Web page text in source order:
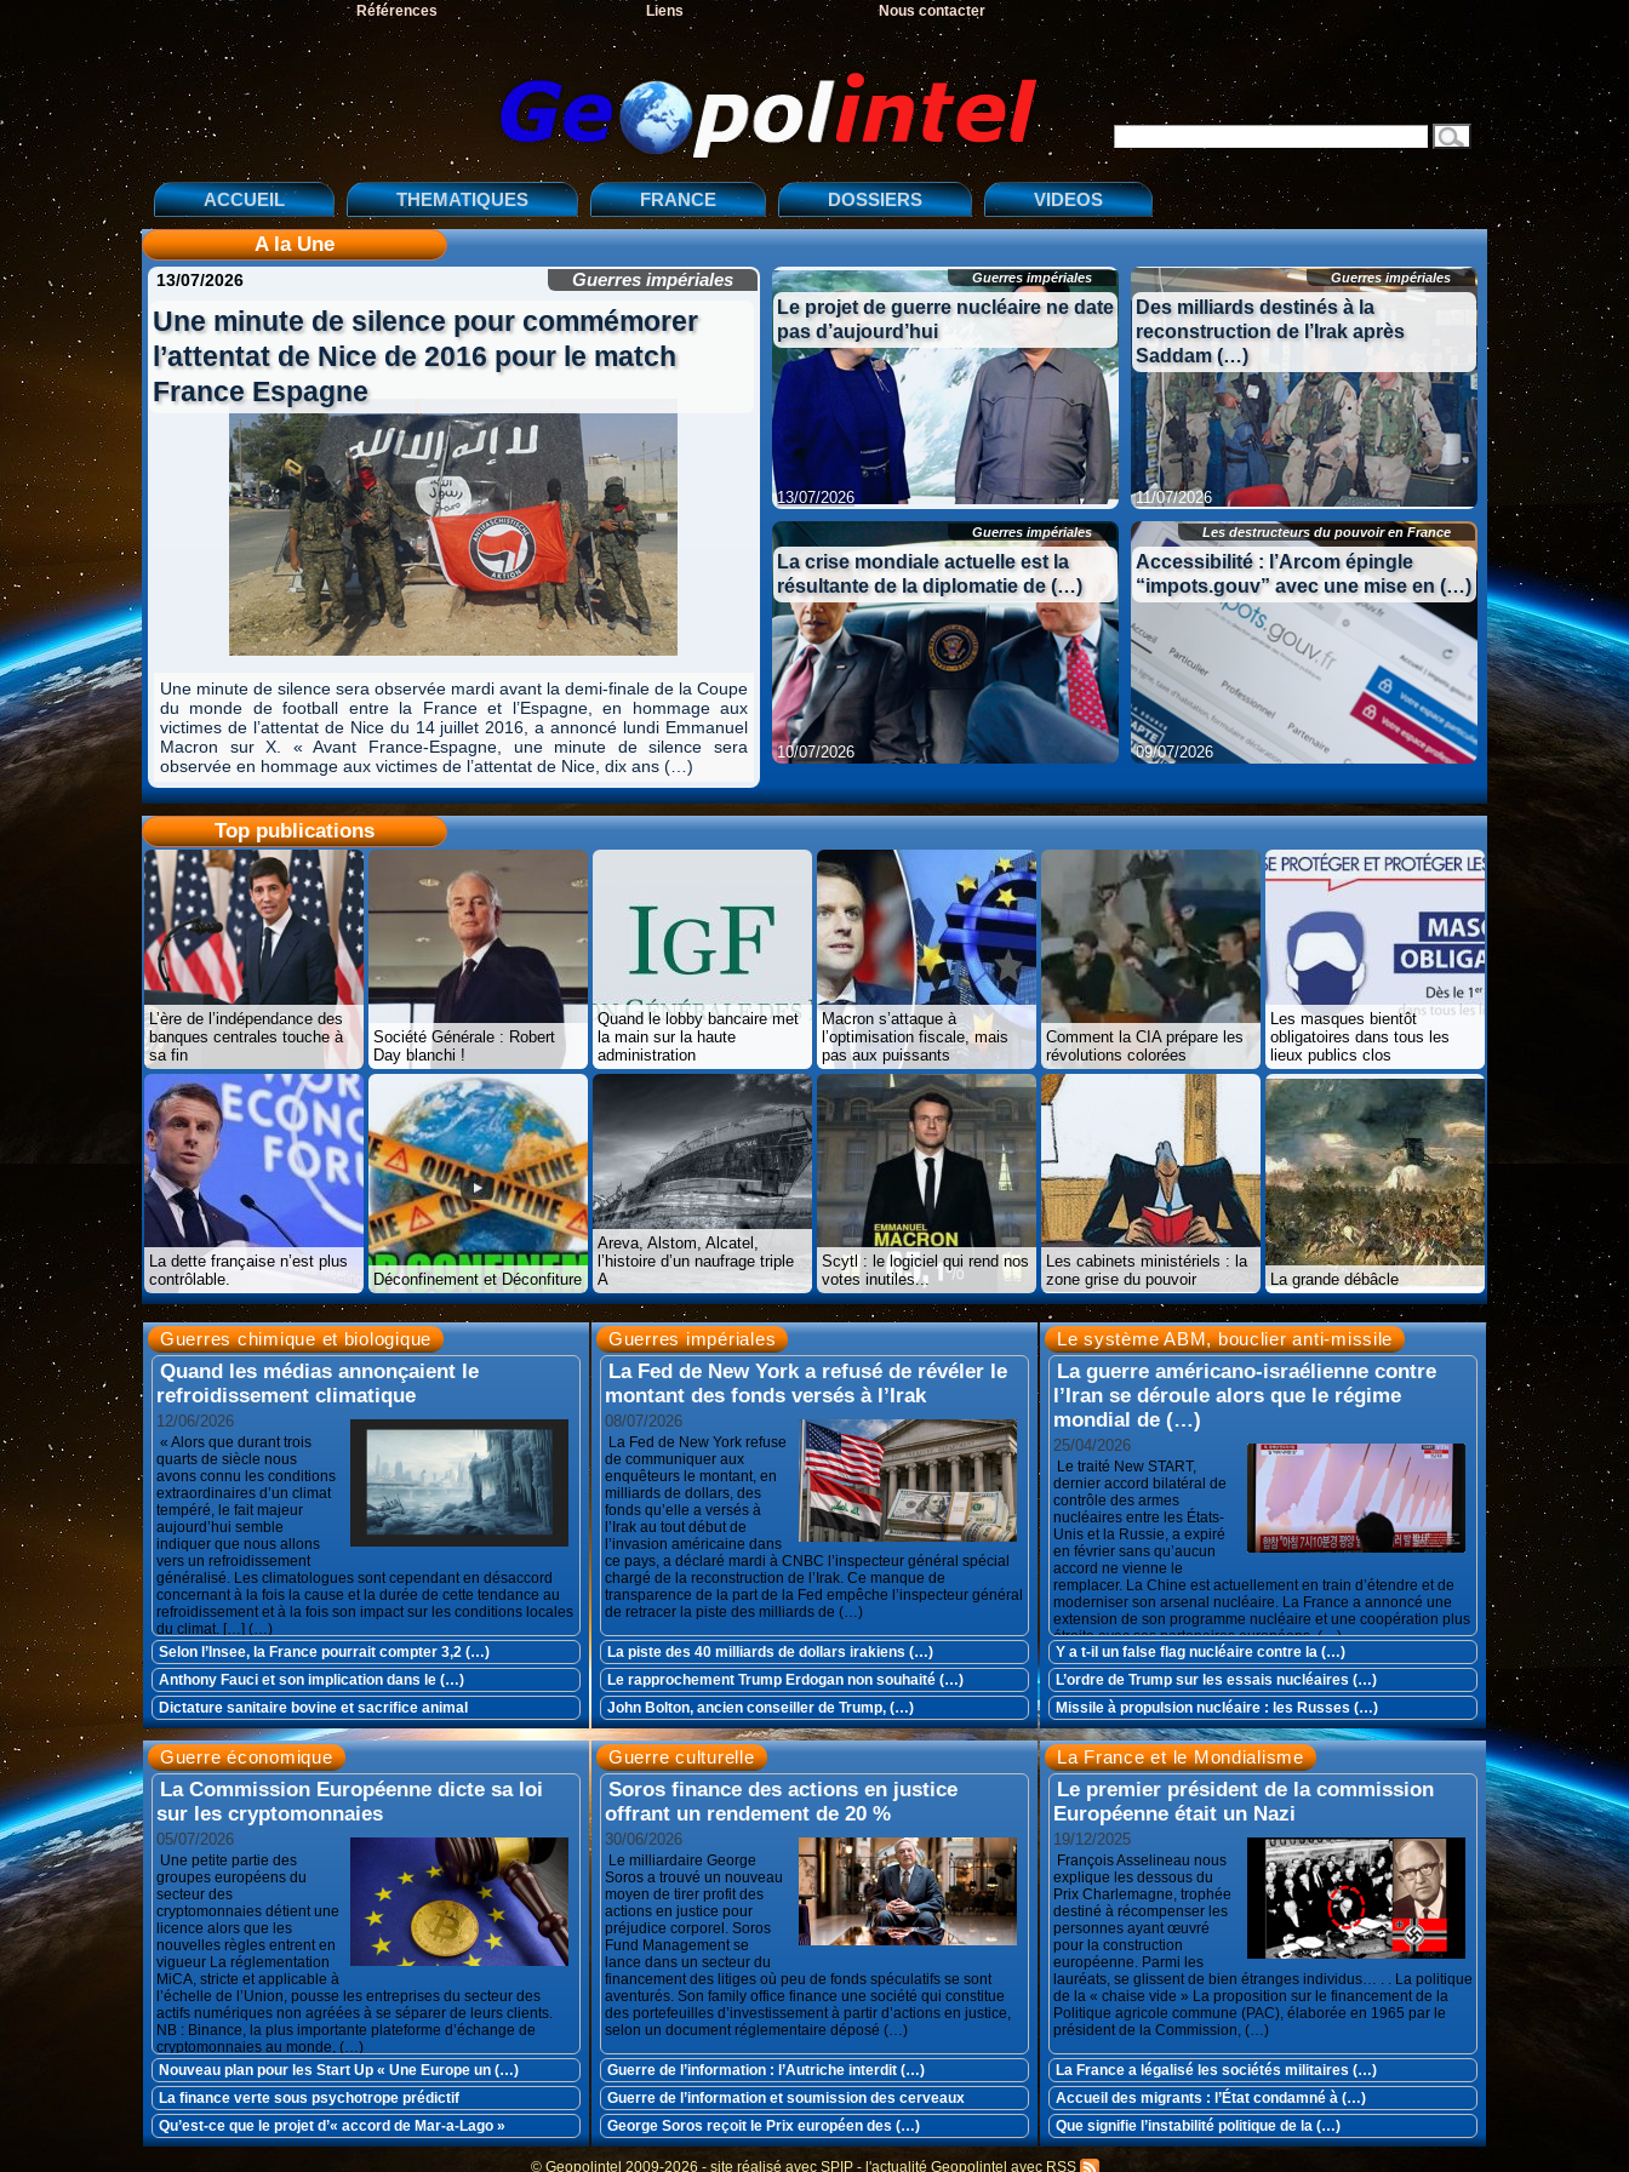
Références Liens Nous contacter
ACCUEIL THEMATIQUES FRANCE DOSSIERS VIDEOS
A la Une
Guerres impériales
Une minute de silence pour commémorer
l’attentat de Nice de 2016 pour le match
France Espagne
13/07/2026
Une minute de silence sera observée mardi avant la demi-finale de la Coupe
du monde de football entre la France et l’Espagne, en hommage aux
victimes de l’attentat de Nice du 14 juillet 2016, a annoncé lundi Emmanuel
Macron sur X. « Avant France-Espagne, une minute de silence sera
observée en hommage aux victimes de l’attentat de Nice, dix ans (…)
Guerres impériales
Le projet de guerre nucléaire ne date
pas d’aujourd’hui
13/07/2026
13/07/2026
Guerres impériales
Des milliards destinés à la
reconstruction de l’Irak après
Saddam (…)
11/07/2026
11/07/2026
Guerres impériales
La crise mondiale actuelle est la
résultante de la diplomatie de (…)
10/07/2026
Les destructeurs du pouvoir en France
Accessibilité : l’Arcom épingle
“impots.gouv” avec une mise en (…)
09/07/2026
Top publications
L’ère de l’indépendance des
banques centrales touche à
sa fin
Société Générale : Robert
Day blanchi !
Quand le lobby bancaire met
la main sur la haute
administration
Macron s’attaque à
l’optimisation fiscale, mais
pas aux puissants
Comment la CIA prépare les
révolutions colorées
Les masques bientôt
obligatoires dans tous les
lieux publics clos
La dette française n’est plus
contrôlable.
Déconfinement et Déconfiture
Areva, Alstom, Alcatel,
l’histoire d’un naufrage triple
A
Scytl : le logiciel qui rend nos
votes inutiles...
Les cabinets ministériels : la
zone grise du pouvoir
La grande débâcle
Guerres chimique et biologique
Quand les médias annonçaient le
refroidissement climatique
12/06/2026
« Alors que durant trois
quarts de siècle nous
avons connu les conditions
extraordinaires d’un climat
tempéré, le fait majeur
aujourd’hui semble
indiquer que nous allons
vers un refroidissement
généralisé. Les climatologues sont cependant en désaccord
concernant à la fois la cause et la durée de cette tendance au
refroidissement et à la fois son impact sur les conditions locales
du climat. […] (…)
Selon l’Insee, la France pourrait compter 3,2 (…)
Anthony Fauci et son implication dans le (…)
Dictature sanitaire bovine et sacrifice animal
Guerres impériales
La Fed de New York a refusé de révéler le
montant des fonds versés à l’Irak
08/07/2026
La Fed de New York refuse
de communiquer aux
enquêteurs le montant, en
milliards de dollars, des
fonds qu’elle a versés à
l’Irak au tout début de
l’invasion américaine dans
ce pays, a déclaré mardi à CNBC l’inspecteur général spécial
chargé de la reconstruction de l’Irak. Ce manque de
transparence de la part de la Fed empêche l’inspecteur général
de retracer la piste des milliards de (…)
La piste des 40 milliards de dollars irakiens (…)
Le rapprochement Trump Erdogan non souhaité (…)
John Bolton, ancien conseiller de Trump, (…)
Le système ABM, bouclier anti-missile
La guerre américano-israélienne contre
l’Iran se déroule alors que le régime
mondial de (…)
25/04/2026
Le traité New START,
dernier accord bilatéral de
contrôle des armes
nucléaires entre les États-
Unis et la Russie, a expiré
en février sans qu’aucun
accord ne vienne le
remplacer. La Chine est actuellement en train d’étendre et de
moderniser son arsenal nucléaire. La France a annoncé une
extension de son programme nucléaire et une coopération plus
étroite avec ses partenaires européens. (…)
Y a t-il un false flag nucléaire contre la (…)
L’ordre de Trump sur les essais nucléaires (…)
Missile à propulsion nucléaire : les Russes (…)
Guerre économique
La Commission Européenne dicte sa loi
sur les cryptomonnaies
05/07/2026
Une petite partie des
groupes européens du
secteur des
cryptomonnaies détient une
licence alors que les
nouvelles règles entrent en
vigueur La réglementation
MiCA, stricte et applicable à
l’échelle de l’Union, pousse les entreprises du secteur des
actifs numériques non agréées à se séparer de leurs clients.
NB : Binance, la plus importante plateforme d’échange de
cryptomonnaies au monde, (…)
Nouveau plan pour les Start Up « Une Europe un (…)
La finance verte sous psychotrope prédictif
Qu’est-ce que le projet d’« accord de Mar-a-Lago »
Guerre culturelle
Soros finance des actions en justice
offrant un rendement de 20 %
30/06/2026
Le milliardaire George
Soros a trouvé un nouveau
moyen de tirer profit des
actions en justice pour
préjudice corporel. Soros
Fund Management se
lance dans un secteur du
financement des litiges où peu de fonds spéculatifs se sont
aventurés. Son family office finance une société qui constitue
des portefeuilles d’investissement à partir d’actions en justice,
selon un document réglementaire déposé (…)
Guerre de l’information : l’Autriche interdit (…)
Guerre de l’information et soumission des cerveaux
George Soros reçoit le Prix européen des (…)
La France et le Mondialisme
Le premier président de la commission
Européenne était un Nazi
19/12/2025
François Asselineau nous
explique les dessous du
Prix Charlemagne, trophée
destiné à récompenser les
personnes ayant œuvré
pour la construction
européenne. Parmi les
lauréats, se glissent de bien étranges individus… . . La politique
de la « chaise vide » La proposition sur le financement de la
Politique agricole commune (PAC), élaborée en 1965 par le
président de la Commission, (…)
La France a légalisé les sociétés militaires (…)
Accueil des migrants : l’État condamné à (…)
Que signifie l’instabilité politique de la (…)
© Geopolintel 2009-2026 - site réalisé avec SPIP- l'actualité Geopolintel avec RSS